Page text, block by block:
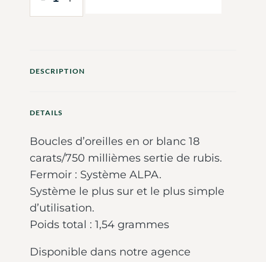
DESCRIPTION
DETAILS
Boucles d’oreilles en or blanc 18
carats/750 millièmes sertie de rubis.
Fermoir : Système ALPA.
Système le plus sur et le plus simple
d’utilisation.
Poids total : 1,54 grammes
Disponible dans notre agence